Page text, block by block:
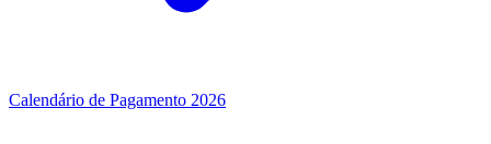
Calendário de Pagamento 2026